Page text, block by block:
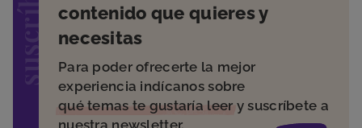
contenido que quieres y
necesitas
Para poder ofrecerte la mejor
experiencia indícanos sobre
qué temas te gustaría leer y suscríbete a